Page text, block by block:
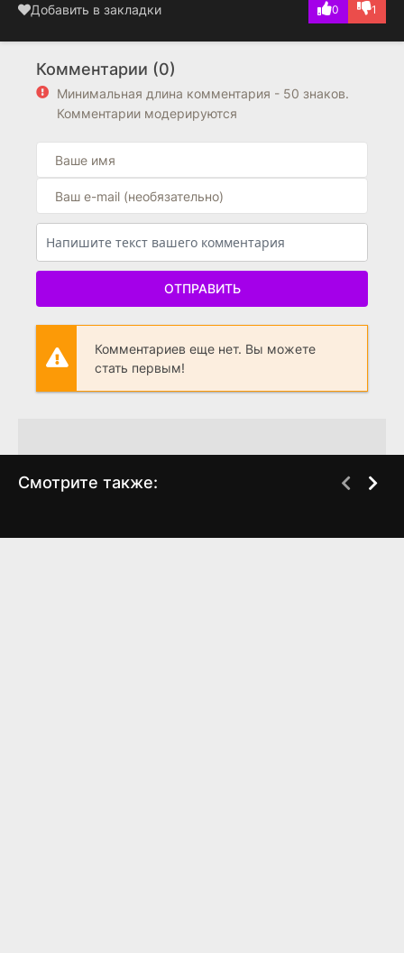
Добавить в закладки 0 1
Комментарии (0)
Минимальная длина комментария - 50 знаков.
Комментарии модерируются
ОТПРАВИТЬ
Комментариев еще нет. Вы можете
стать первым!
Смотрите также: